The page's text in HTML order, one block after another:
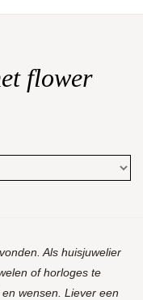
flower
Als huisjuwelier
of horloges te
wensen. Liever een